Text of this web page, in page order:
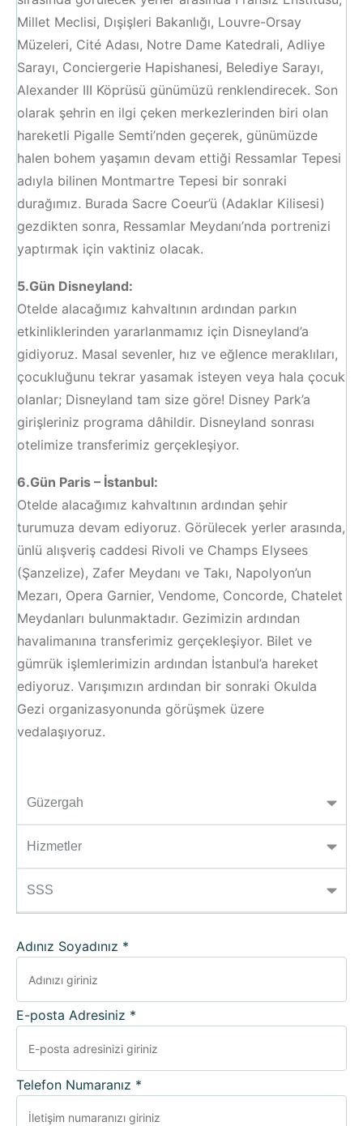
Güzergah
Hizmetler
SSS
Millet Meclisi, Dışişleri Bakanlığı, Louvre-Orsay
Müzeleri, Cité Adası, Notre Dame Katedrali, Adliye
Sarayı, Conciergerie Hapishanesi, Belediye Sarayı,
Alexander III Köprüsü günümüzü renklendirecek. Son
olarak şehrin en ilgi çeken merkezlerinden biri olan
hareketli Pigalle Semti’nden geçerek, günümüzde
halen bohem yaşamın devam ettiği Ressamlar Tepesi
adıyla bilinen Montmartre Tepesi bir sonraki
durağımız. Burada Sacre Coeur’ü (Adaklar Kilisesi)
gezdikten sonra, Ressamlar Meydanı’nda portrenizi
yaptırmak için vaktiniz olacak.
5.Gün Disneyland:
Otelde alacağımız kahvaltının ardından parkın
etkinliklerinden yararlanmamız için Disneyland’a
gidiyoruz. Masal sevenler, hız ve eğlence meraklıları,
çocukluğunu tekrar yasamak isteyen veya hala çocuk
olanlar; Disneyland tam size göre! Disney Park’a
girişleriniz programa dâhildir. Disneyland sonrası
otelimize transferimiz gerçekleşiyor.
6.Gün Paris – İstanbul:
Otelde alacağımız kahvaltının ardından şehir
turumuza devam ediyoruz. Görülecek yerler arasında,
ünlü alışveriş caddesi Rivoli ve Champs Elysees
(Şanzelize), Zafer Meydanı ve Takı, Napolyon’un
Mezarı, Opera Garnier, Vendome, Concorde, Chatelet
Meydanları bulunmaktadır. Gezimizin ardından
havalimanına transferimiz gerçekleşiyor. Bilet ve
gümrük işlemlerimizin ardından İstanbul’a hareket
ediyoruz. Varışımızın ardından bir sonraki Okulda
Gezi organizasyonunda görüşmek üzere
vedalaşıyoruz.
Adınız Soyadınız *
E-posta Adresiniz *
Telefon Numaranız *